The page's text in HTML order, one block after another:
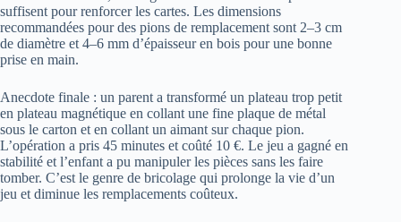
suffisent pour renforcer les cartes. Les dimensions
recommandées pour des pions de remplacement sont 2–3 cm
de diamètre et 4–6 mm d’épaisseur en bois pour une bonne
prise en main.
Anecdote finale : un parent a transformé un plateau trop petit
en plateau magnétique en collant une fine plaque de métal
sous le carton et en collant un aimant sur chaque pion.
L’opération a pris 45 minutes et coûté 10 €. Le jeu a gagné en
stabilité et l’enfant a pu manipuler les pièces sans les faire
tomber. C’est le genre de bricolage qui prolonge la vie d’un
jeu et diminue les remplacements coûteux.